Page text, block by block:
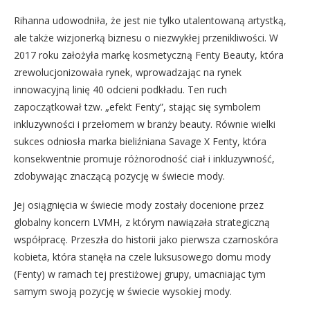
Rihanna udowodniła, że jest nie tylko utalentowaną artystką,
ale także wizjonerką biznesu o niezwykłej przenikliwości. W
2017 roku założyła markę kosmetyczną Fenty Beauty, która
zrewolucjonizowała rynek, wprowadzając na rynek
innowacyjną linię 40 odcieni podkładu. Ten ruch
zapoczątkował tzw. „efekt Fenty”, stając się symbolem
inkluzywności i przełomem w branży beauty. Równie wielki
sukces odniosła marka bieliźniana Savage X Fenty, która
konsekwentnie promuje różnorodność ciał i inkluzywność,
zdobywając znaczącą pozycję w świecie mody.
Jej osiągnięcia w świecie mody zostały docenione przez
globalny koncern LVMH, z którym nawiązała strategiczną
współpracę. Przeszła do historii jako pierwsza czarnoskóra
kobieta, która stanęła na czele luksusowego domu mody
(Fenty) w ramach tej prestiżowej grupy, umacniając tym
samym swoją pozycję w świecie wysokiej mody.